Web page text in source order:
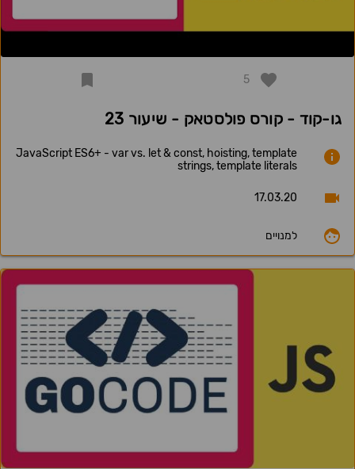
5
גו-קוד - קורס פולסטאק - שיעור 23
JavaScript ES6+ - var vs. let & const, hoisting, template
strings, template literals
17.03.20
למנויים